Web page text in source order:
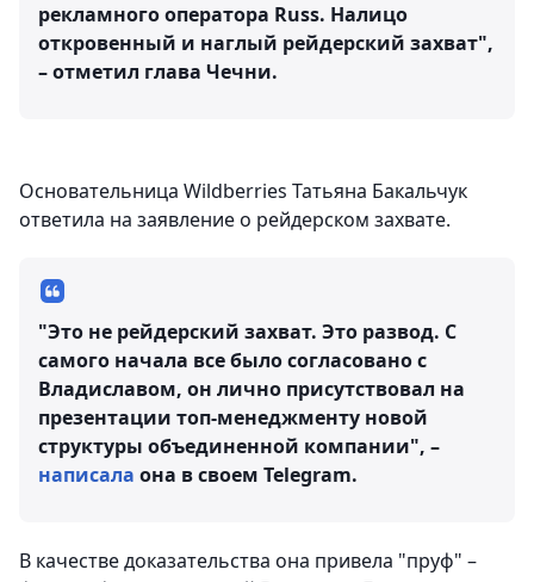
рекламного оператора Russ. Налицо
откровенный и наглый рейдерский захват",
– отметил глава Чечни.
Основательница Wildberries Татьяна Бакальчук
ответила на заявление о рейдерском захвате.
"Это не рейдерский захват. Это развод. С
самого начала все было согласовано с
Владиславом, он лично присутствовал на
презентации топ-менеджменту новой
структуры объединенной компании", –
написала она в своем Telegram.
В качестве доказательства она привела "пруф" –